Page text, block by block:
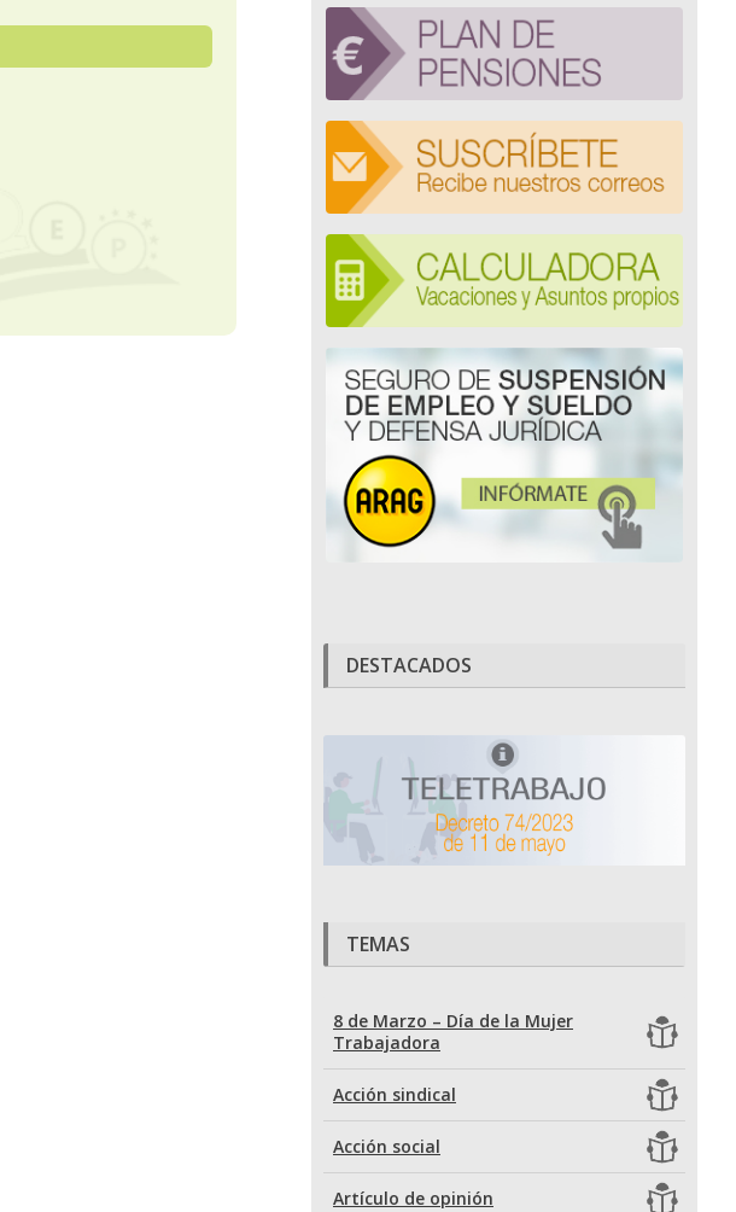
DESTACADOS
TEMAS
8 de Marzo – Día de la Mujer
Trabajadora
Acción sindical
Acción social
Artículo de opinión